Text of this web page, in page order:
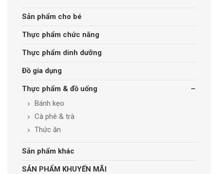
Sản phẩm cho bé
Thực phẩm chức năng
Thực phẩm dinh dưỡng
Đồ gia dụng
Thực phẩm & đồ uống
Bánh kẹo
Cà phê & trà
Thức ăn
Sản phẩm khác
SẢN PHẨM KHUYẾN MÃI